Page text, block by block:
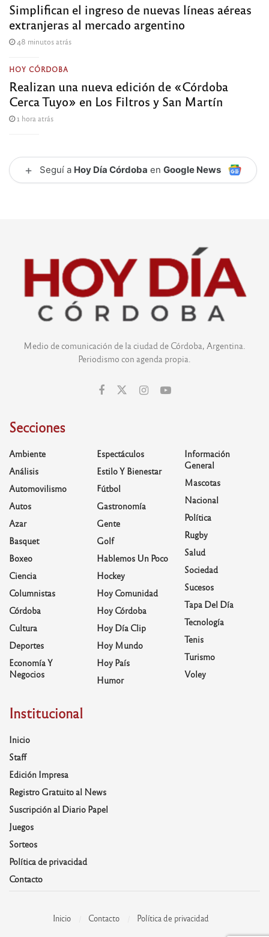
Simplifican el ingreso de nuevas líneas aéreas
extranjeras al mercado argentino
48 minutos atrás
HOY CÓRDOBA
Realizan una nueva edición de «Córdoba
Cerca Tuyo» en Los Filtros y San Martín
1 hora atrás
+ Seguí a Hoy Día Córdoba en Google News
Medio de comunicación de la ciudad de Córdoba, Argentina.
Periodismo con agenda propia.
Secciones
Ambiente
Análisis
Automovilismo
Autos
Azar
Basquet
Boxeo
Ciencia
Columnistas
Córdoba
Cultura
Deportes
Economía Y
Negocios
Espectáculos
Estilo Y Bienestar
Fútbol
Gastronomía
Gente
Golf
Hablemos Un Poco
Hockey
Hoy Comunidad
Hoy Córdoba
Hoy Día Clip
Hoy Mundo
Hoy País
Humor
Información
General
Mascotas
Nacional
Política
Rugby
Salud
Sociedad
Sucesos
Tapa Del Día
Tecnología
Tenis
Turismo
Voley
Institucional
Inicio
Staff
Edición Impresa
Registro Gratuito al News
Suscripción al Diario Papel
Juegos
Sorteos
Política de privacidad
Contacto
Inicio Contacto Política de privacidad